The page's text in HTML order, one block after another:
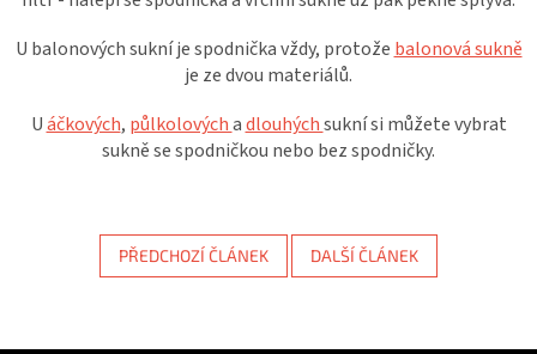
U balonových sukní je spodnička vždy, protože balonová sukně
je ze dvou materiálů.
Uáčkových, půlkolovýchadlouhýchsukní si můžete vybrat
sukně se spodničkou nebo bez spodničky.
PŘEDCHOZÍ ČLÁNEK DALŠÍ ČLÁNEK